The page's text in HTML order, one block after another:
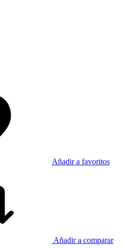
Añadir a favoritos
Añadir a comparar